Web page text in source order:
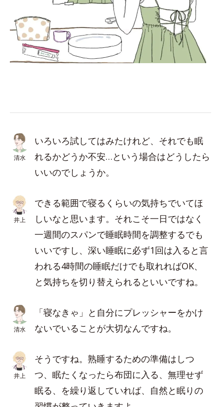
清水
いろいろ試してはみたけれど、それでも眠
れるかどうか不安…という場合はどうしたら
いいのでしょうか。
井上
できる範囲で寝るくらいの気持ちでいてほ
しいなと思います。それこそ一日ではなく
一週間のスパンで睡眠時間を調整するでも
いいですし、深い睡眠に必ず1回は入ると言
われる4時間の睡眠だけでも取れればOK、
と気持ちを切り替えられるといいですね。
清水
「寝なきゃ」と自分にプレッシャーをかけ
ないでいることが大切なんですね。
井上
そうですね。熟睡するための準備はしつ
つ、眠たくなったら布団に入る、無理せず
眠る、を繰り返していれば、自然と眠りの